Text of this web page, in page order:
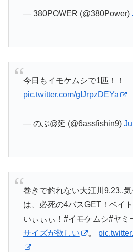
— 380POWER (@380Power)
今日もイモケムシで1匹！！
pic.twitter.com/gIJrpzDEYa
— のぶ@延 (@6assfishin9)
巻きで釣れない大江川9.23..
は、必死の4バスGET！ベイ
いぃぃぃ！#イモケムシ#ヤミ
サイズが欲しい
。